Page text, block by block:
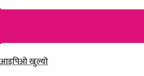
आइपिओ खुल्यो